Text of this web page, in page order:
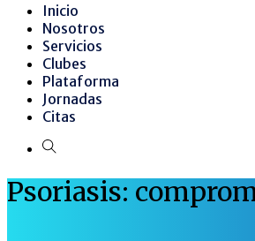
Inicio
Nosotros
Servicios
Clubes
Plataforma
Jornadas
Citas
Psoriasis: